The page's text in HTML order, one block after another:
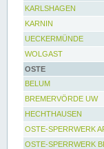
KARLSHAGEN
KARNIN
UECKERMÜNDE
WOLGAST
OSTE
BELUM
BREMERVÖRDE UW
HECHTHAUSEN
OSTE-SPERRWERK
OSTE-SPERRWERK